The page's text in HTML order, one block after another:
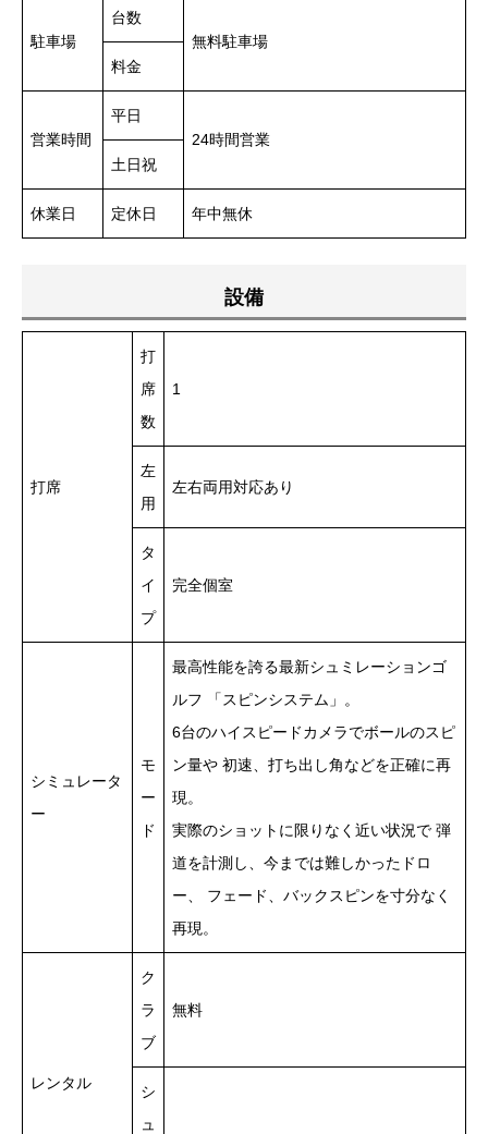
駐車場
台数
無料駐車場
料金
営業時間
平日
24時間営業
土日祝
休業日 定休日 年中無休
設備
打席
打
席
数
1
左
用
左右両用対応あり
タ
イ
プ
完全個室
シミュレータ
ー
モ
ー
ド
最高性能を誇る最新シュミレーションゴ
ルフ 「スピンシステム」。
6台のハイスピードカメラでボールのスピ
ン量や 初速、打ち出し角などを正確に再
現。
実際のショットに限りなく近い状況で 弾
道を計測し、今までは難しかったドロ
ー、 フェード、バックスピンを寸分なく
再現。
レンタル
ク
ラ
ブ
無料
シ
ュ